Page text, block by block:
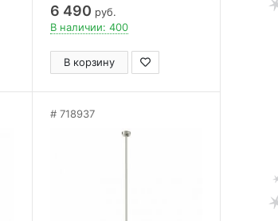
6 490 руб.
В наличии: 400
В корзину
718937